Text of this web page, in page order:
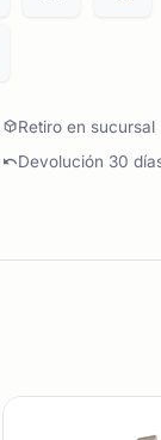
Retiro en sucursal
Devolución 30